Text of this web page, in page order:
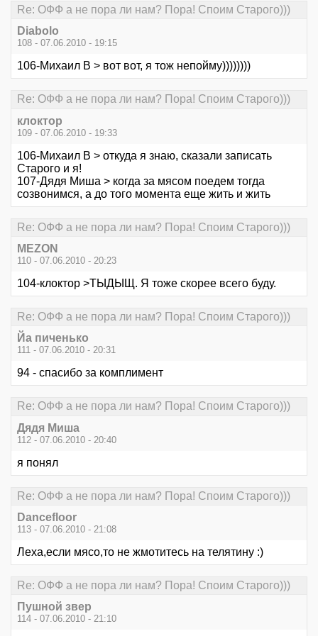
Re: ОФФ а не пора ли нам? Пора! Споим Старого)))
Diabolo
108 - 07.06.2010 - 19:15
106-Михаил В > вот вот, я тож непойму))))))))
Re: ОФФ а не пора ли нам? Пора! Споим Старого)))
клоктор
109 - 07.06.2010 - 19:33
106-Михаил В > откуда я знаю, сказали записать
Старого и я!
107-Дядя Миша > когда за мясом поедем тогда
созвонимся, а до того момента еще жить и жить
Re: ОФФ а не пора ли нам? Пора! Споим Старого)))
MEZON
110 - 07.06.2010 - 20:23
104-клоктор >ТЫДЫЩ. Я тоже скорее всего буду.
Re: ОФФ а не пора ли нам? Пора! Споим Старого)))
Йа пиченько
111 - 07.06.2010 - 20:31
94 - спасибо за комплимент
Re: ОФФ а не пора ли нам? Пора! Споим Старого)))
Дядя Миша
112 - 07.06.2010 - 20:40
я понял
Re: ОФФ а не пора ли нам? Пора! Споим Старого)))
Dancefloor
113 - 07.06.2010 - 21:08
Леха,если мясо,то не жмотитесь на телятину :)
Re: ОФФ а не пора ли нам? Пора! Споим Старого)))
Пушной звер
114 - 07.06.2010 - 21:10